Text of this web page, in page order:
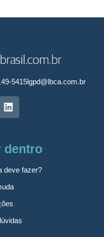
5415lgpd@lbca.com.br
dentro
deve fazer?